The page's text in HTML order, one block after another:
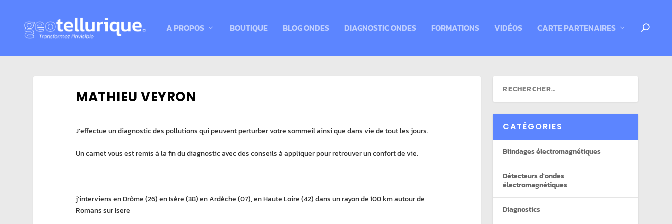
A PROPOS BOUTIQUE BLOG ONDES DIAGNOSTIC ONDES FORMATIONS VIDÉOS CARTE PARTENAIRES
MATHIEU VEYRON
J’effectue un diagnostic des pollutions qui peuvent perturber votre sommeil ainsi que dans vie de tout les jours.
Un carnet vous est remis à la fin du diagnostic avec des conseils à appliquer pour retrouver un confort de vie.
j’interviens en Drôme (26) en Isère (38) en Ardèche (07), en Haute Loire (42) dans un rayon de 100 km autour de
Romans sur Isere
CATÉGORIES
Blindages électromagnétiques
Détecteurs d'ondes
électromagnétiques
Diagnostics